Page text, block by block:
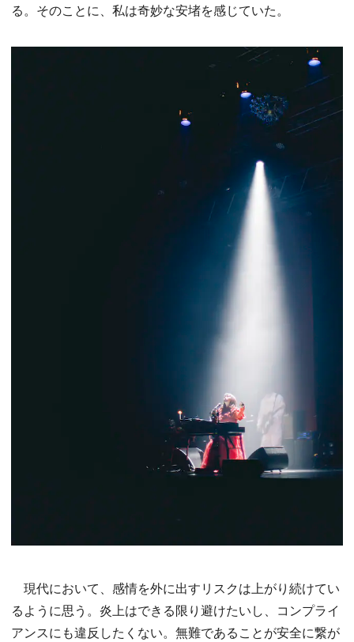
る。そのことに、私は奇妙な安堵を感じていた。
現代において、感情を外に出すリスクは上がり続けてい
るように思う。炎上はできる限り避けたいし、コンプライ
アンスにも違反したくない。無難であることが安全に繋が